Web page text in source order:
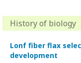
History of biology
Lonf fiber flax
development